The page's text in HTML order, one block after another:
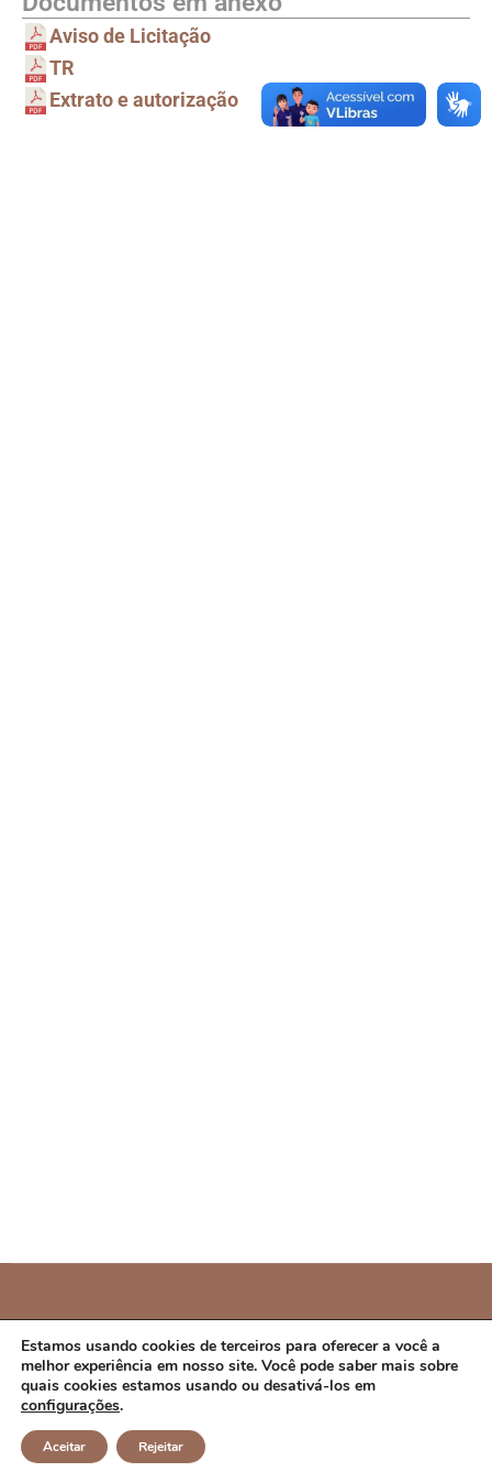
Aviso de Licitação
TR
Extrato e autorização
PREFEITURA MUNICIPAL DE CAMPO ALEGRE
DE LOURDES/BA
CNPJ: 14.117.329/0001-41 Endereço: Rua Abílio Dias S/N,
Centro, Campo Alegre de Lourdes/BA Horário de
Estamos usando cookies de terceiros para oferecer a você a
melhor experiência em nosso site. Você pode saber mais sobre
quais cookies estamos usando ou desativá-los em
configurações.
Aceitar Rejeitar